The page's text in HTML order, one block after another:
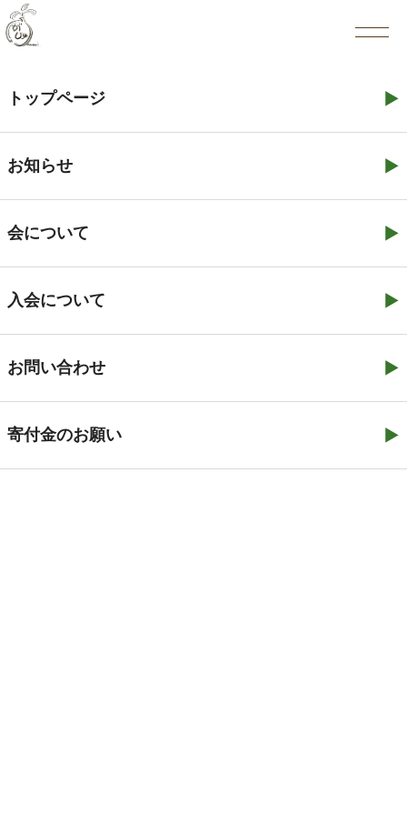
トップページ
お知らせ
会について
入会について
お問い合わせ
寄付金のお願い
2026.01.18
活動の記録
自助グループミーティングねっこの会開
催
一覧へ戻る
当会の活動は赤い羽根福祉基金 特別プログラム 「被
害者やその家族等への支援活動助成」の助成を受けて行